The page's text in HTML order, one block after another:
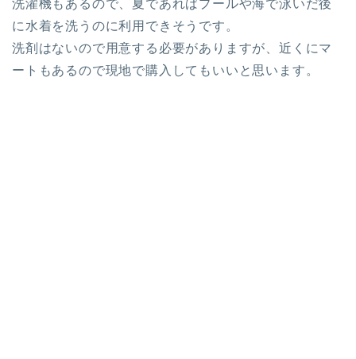
洗濯機もあるので、夏であればプールや海で泳いだ後
に水着を洗うのに利用できそうです。
洗剤はないので用意する必要がありますが、近くにマ
ートもあるので現地で購入してもいいと思います。